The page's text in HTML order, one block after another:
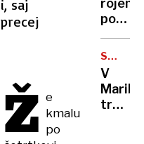
saj
Ž e
kmalu
po
Izrael
183
rojen
pod
po
osmih
letih
spet
OSEBE
V
trčili